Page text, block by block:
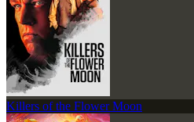
Killers of the Flower Moon